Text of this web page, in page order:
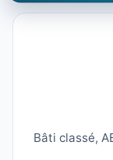
Bâti classé,